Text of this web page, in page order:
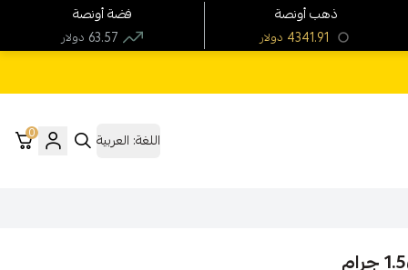
اللغة: العربية 0
فضة أونصة
دولار 63.57
ذهب أونصة
دولار 4341.91